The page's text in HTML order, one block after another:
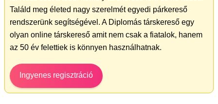
Találd meg életed nagy szerelmét egyedi párkereső
rendszerünk segítségével. A Diplomás társkereső egy
olyan online társkereső amit nem csak a fiatalok, hanem
az 50 év felettiek is könnyen használhatnak.
Ingyenes regisztráció